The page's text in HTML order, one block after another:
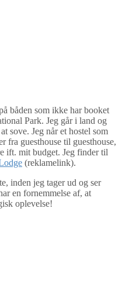
båden som ikke har booket
Park. Jeg går i land og
sove. Jeg når et hostel som
fra guesthouse til guesthouse,
ift. mit budget. Jeg finder til
(reklamelink).
inden jeg tager ud og ser
en fornemmelse af, at
oplevelse!